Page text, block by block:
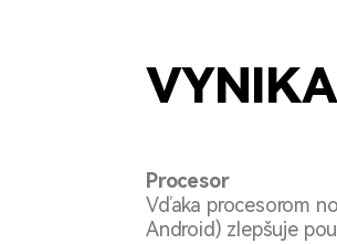
Procesor
Vďaka procesorom
Android) zlepšuje